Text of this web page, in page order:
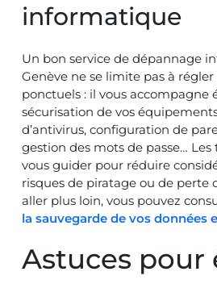
informatique
Un bon service de dépannage
Genève ne se limite pas à
ponctuels : il vous accompagne
sécurisation de vos
d’antivirus, configuration de
gestion des mots de passe…
vous guider pour réduire
risques de piratage ou de perte
aller plus loin, vous pouvez
la sauvegarde de vos données
Astuces pour